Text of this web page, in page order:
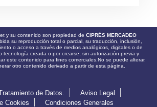
y su contenido son propiedad de CIPRÉS MERCADEO
su reproducción total o parcial, su traducción, inclusión,
o acceso a través de medios analógicos, digitales o de
tecnología creada o por crearse, sin autorización previa y
este contenido para fines comerciales.No se puede alterar,
otro contenido derivado a partir de esta página.
de Datos.
Aviso Legal
Cookies
Condiciones Generales